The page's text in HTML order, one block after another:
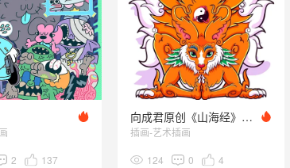
2 137
向成君原创《山海经》第6弹
插画-艺术插画
124 0 4